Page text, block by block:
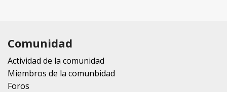
Comunidad
Actividad de la comunidad
Miembros de la comunbidad
Foros